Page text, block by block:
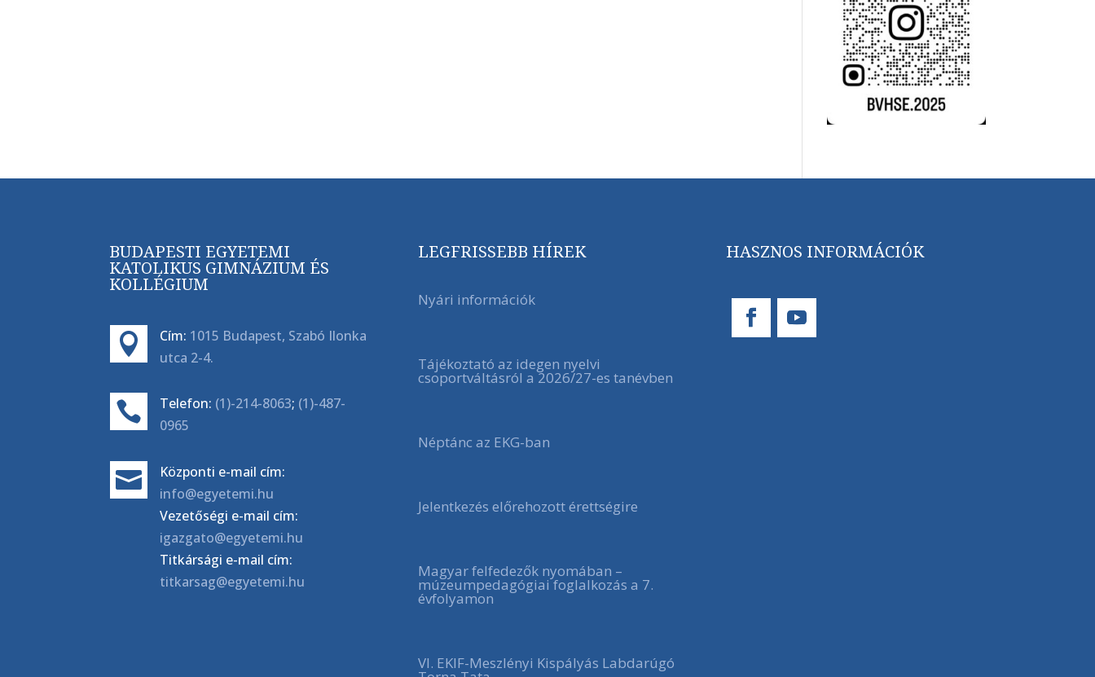
BUDAPESTI EGYETEMI
KATOLIKUS GIMNÁZIUM ÉS
KOLLÉGIUM
 Cím: 1015 Budapest, Szabó Ilonka
utca 2-4.
 Telefon: (1)-214-8063; (1)-487-
0965

Központi e-mail cím:
info@egyetemi.hu
Vezetőségi e-mail cím:
igazgato@egyetemi.hu
Titkársági e-mail cím:
titkarsag@egyetemi.hu
LEGFRISSEBB HÍREK
Nyári információk
Tájékoztató az idegen nyelvi
csoportváltásról a 2026/27-es tanévben
Néptánc az EKG-ban
Jelentkezés előrehozott érettségire
Magyar felfedezők nyomában –
múzeumpedagógiai foglalkozás a 7.
évfolyamon
VI. EKIF-Meszlényi Kispályás Labdarúgó
HASZNOS INFORMÁCIÓK